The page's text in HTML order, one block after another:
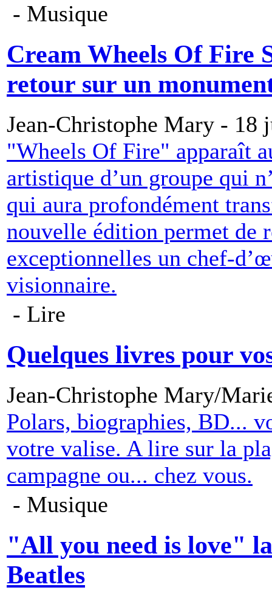
- Musique
Cream Wheels Of Fire
retour sur un
Jean-Christophe Mary - 18
"Wheels Of Fire" apparaît
artistique d’un groupe qui
qui aura profondément
nouvelle édition permet de
exceptionnelles un chef-
visionnaire.
- Lire
Quelques livres pour
Jean-Christophe Mary/
Polars, biographies, BD...
votre valise. A lire sur la
campagne ou... chez vous.
- Musique
"All you need is love"
Beatles